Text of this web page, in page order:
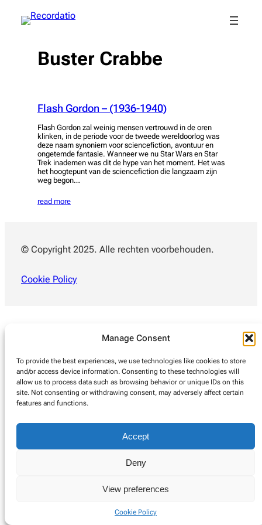
Manage Consent
To provide the best experiences, we use technologies like cookies to store
and/or access device information. Consenting to these technologies will
allow us to process data such as browsing behavior or unique IDs on this
site. Not consenting or withdrawing consent, may adversely affect certain
features and functions.
Accept
Deny
View preferences
Cookie Policy
naar
Buster Crabbe
Flash Gordon – (1936-1940)
Flash Gordon zal weinig mensen vertrouwd in de oren
klinken, in de periode voor de tweede wereldoorlog was
deze naam synoniem voor sciencefiction, avontuur en
ongetemde fantasie. Wanneer we nu Star Wars en Star
Trek inademen was dit de hype van het moment. Het was
het hoogtepunt van de sciencefiction die langzaam zijn
weg begon…
read more
© Copyright 2025. Alle rechten voorbehouden.
Cookie Policy